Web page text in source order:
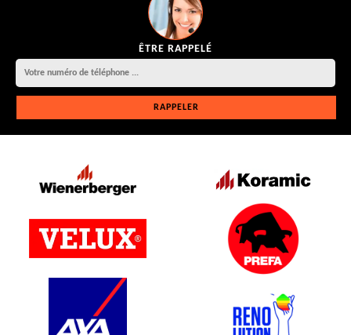
ÊTRE RAPPELÉ